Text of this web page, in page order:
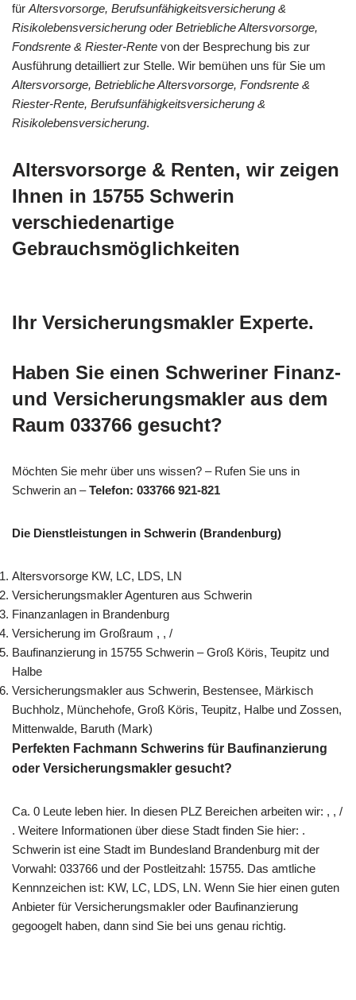
für Altersvorsorge, Berufsunfähigkeitsversicherung &
Risikolebensversicherung oder Betriebliche Altersvorsorge,
Fondsrente & Riester-Rente von der Besprechung bis zur
Ausführung detailliert zur Stelle. Wir bemühen uns für Sie um
Altersvorsorge, Betriebliche Altersvorsorge, Fondsrente &
Riester-Rente, Berufsunfähigkeitsversicherung &
Risikolebensversicherung.
Altersvorsorge & Renten, wir zeigen
Ihnen in 15755 Schwerin
verschiedenartige
Gebrauchsmöglichkeiten
Ihr Versicherungsmakler Experte.
Haben Sie einen Schweriner Finanz-
und Versicherungsmakler aus dem
Raum 033766 gesucht?
Möchten Sie mehr über uns wissen? – Rufen Sie uns in
Schwerin an –Telefon: 033766 921-821
Die Dienstleistungen in Schwerin (Brandenburg)
Altersvorsorge KW, LC, LDS, LN
Versicherungsmakler Agenturen aus Schwerin
Finanzanlagen in Brandenburg
Versicherung im Großraum , , /
Baufinanzierung in 15755 Schwerin – Groß Köris, Teupitz und
Halbe
Versicherungsmakler aus Schwerin, Bestensee, Märkisch
Buchholz, Münchehofe, Groß Köris, Teupitz, Halbe und Zossen,
Mittenwalde, Baruth (Mark)
Perfekten Fachmann Schwerins für Baufinanzierung
oder Versicherungsmakler gesucht?
Ca. 0 Leute leben hier. In diesen PLZ Bereichen arbeiten wir: , , /
. Weitere Informationen über diese Stadt finden Sie hier: .
Schwerin ist eine Stadt im Bundesland Brandenburg mit der
Vorwahl: 033766 und der Postleitzahl: 15755. Das amtliche
Kennnzeichen ist: KW, LC, LDS, LN. Wenn Sie hier einen guten
Anbieter für Versicherungsmakler oder Baufinanzierung
gegoogelt haben, dann sind Sie bei uns genau richtig.